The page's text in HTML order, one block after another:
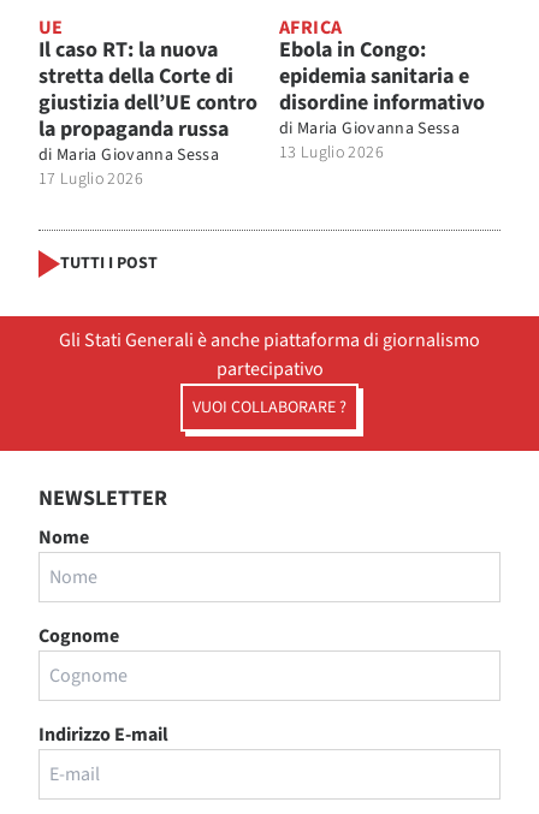
UE
Il caso RT: la nuova
stretta della Corte di
giustizia dell’UE contro
la propaganda russa
di Maria Giovanna Sessa
17 Luglio 2026
AFRICA
Ebola in Congo:
epidemia sanitaria e
disordine informativo
di Maria Giovanna Sessa
13 Luglio 2026
TUTTI I POST
Gli Stati Generali è anche piattaforma di giornalismo
partecipativo
VUOI COLLABORARE ?
NEWSLETTER
Nome
Cognome
Indirizzo E-mail